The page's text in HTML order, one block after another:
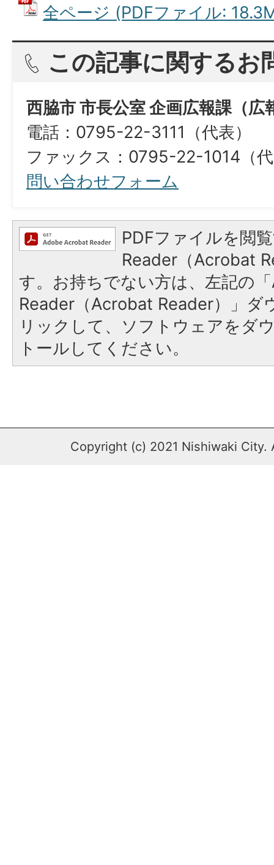
全ページ (PDFファイル:
この記事に関するお
西脇市 市長公室 企画広報課（広
電話：0795-22-3111（代表）
ファックス：0795-22-1014（
問い合わせフォーム
PDFファイルを閲
Reader（Acrobat
す。お持ちでない方は、左記の
Reader（Acrobat Reader）」ダ
リックして、ソフトウェアをダ
トールしてください。
Copyright (c) 2021 Nishiwaki City.